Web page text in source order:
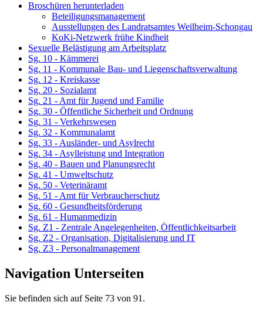
Broschüren herunterladen
Beteiligungsmanagement
Ausstellungen des Landratsamtes Weilheim-Schongau
KoKi-Netzwerk frühe Kindheit
Sexuelle Belästigung am Arbeitsplatz
Sg. 10 - Kämmerei
Sg. 11 - Kommunale Bau- und Liegenschaftsverwaltung
Sg. 12 - Kreiskasse
Sg. 20 - Sozialamt
Sg. 21 - Amt für Jugend und Familie
Sg. 30 - Öffentliche Sicherheit und Ordnung
Sg. 31 - Verkehrswesen
Sg. 32 - Kommunalamt
Sg. 33 - Ausländer- und Asylrecht
Sg. 34 - Asylleistung und Integration
Sg. 40 - Bauen und Planungsrecht
Sg. 41 - Umweltschutz
Sg. 50 - Veterinäramt
Sg. 51 - Amt für Verbraucherschutz
Sg. 60 - Gesundheitsförderung
Sg. 61 - Humanmedizin
Sg. Z1 - Zentrale Angelegenheiten, Öffentlichkeitsarbeit
Sg. Z2 - Organisation, Digitalisierung und IT
Sg. Z3 - Personalmanagement
Navigation Unterseiten
Sie befinden sich auf Seite 73 von 91.